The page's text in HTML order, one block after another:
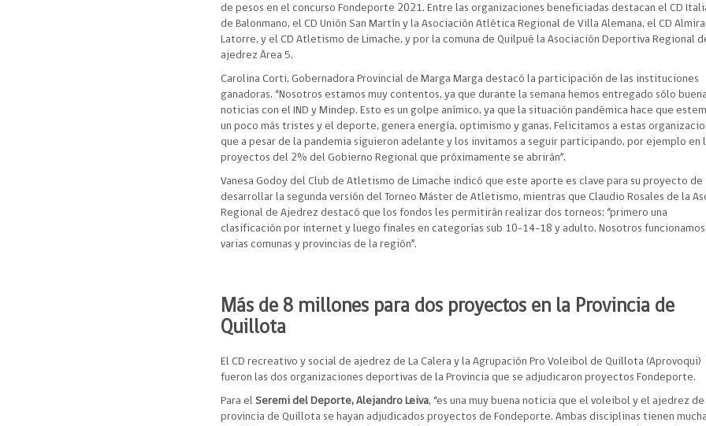
de pesos en el concurso Fondeporte 2021. Entre las organizaciones beneficiadas destacan el CD
de Balonmano, el CD Unión San Martín y la Asociación Atlética Regional de Villa Alemana, el CD
Latorre, y el CD Atletismo de Limache, y por la comuna de Quilpué la Asociación Deportiva Regional
ajedrez Àrea 5.
Carolina Corti, Gobernadora Provincial de Marga Marga destacó la participación de las instituciones
ganadoras. “Nosotros estamos muy contentos, ya que durante la semana hemos entregado sólo
noticias con el IND y Mindep. Esto es un golpe anímico, ya que la situación pandémica hace que
un poco más tristes y el deporte, genera energía, optimismo y ganas. Felicitamos a estas
que a pesar de la pandemia siguieron adelante y los invitamos a seguir participando, por ejemplo en
proyectos del 2% del Gobierno Regional que próximamente se abrirán”.
Vanesa Godoy del Club de Atletismo de Limache indicó que este aporte es clave para su proyecto de
desarrollar la segunda versión del Torneo Máster de Atletismo, mientras que Claudio Rosales de la
Regional de Ajedrez destacó que los fondos les permitirán realizar dos torneos: “primero una
clasificación por internet y luego finales en categorías sub 10-14-18 y adulto. Nosotros funcionamos
varias comunas y provincias de la región”.
Más de 8 millones para dos proyectos en la Provincia de
Quillota
El CD recreativo y social de ajedrez de La Calera y la Agrupación Pro Voleibol de Quillota (Aprovoqui)
fueron las dos organizaciones deportivas de la Provincia que se adjudicaron proyectos Fondeporte.
Para elSeremi del Deporte, Alejandro Leiva, “es una muy buena noticia que el voleibol y el ajedrez de
provincia de Quillota se hayan adjudicados proyectos de Fondeporte. Ambas disciplinas tienen mucha